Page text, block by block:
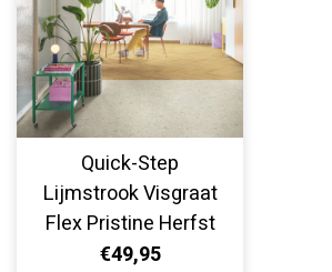
Quick-Step
Lijmstrook Visgraat
Flex Pristine Herfst
Eik Naturel
€49,95